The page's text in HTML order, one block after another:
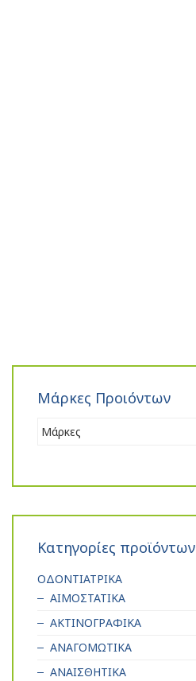
Μάρκες Προιόντων
Κατηγορίες προϊόντων
ΟΔΟΝΤΙΑΤΡΙΚΑ
ΑΙΜΟΣΤΑΤΙΚΑ
ΑΚΤΙΝΟΓΡΑΦΙΚΑ
ΑΝΑΓΟΜΩΤΙΚΑ
ΑΝΑΙΣΘΗΤΙΚΑ